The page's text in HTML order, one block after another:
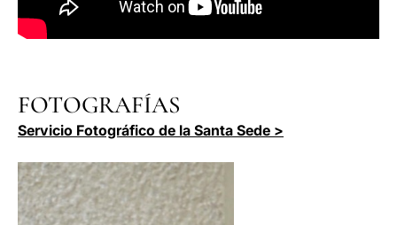
FOTOGRAFÍAS
Servicio Fotográfico de la Santa Sede >